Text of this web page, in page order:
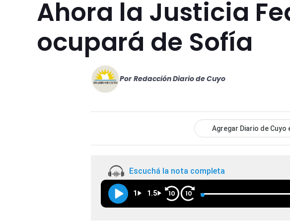
Ahora la Justicia
ocupará de Sofía
Por Redacción Diario de Cuyo
Agregar Diario de Cuyo
Escuchá la nota completa
1 1.5 10 10